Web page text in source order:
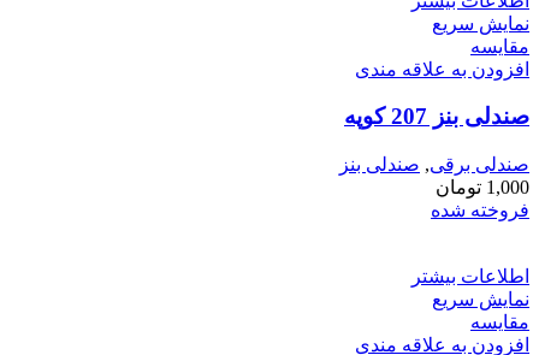
نمایش سریع
مقايسه
افزودن به علاقه مندی
صندلی بنز 207 کوپه
صندلی برقی, صندلی بنز
1,000 تومان
فروخته شده
اطلاعات بیشتر
نمایش سریع
مقايسه
افزودن به علاقه مندی